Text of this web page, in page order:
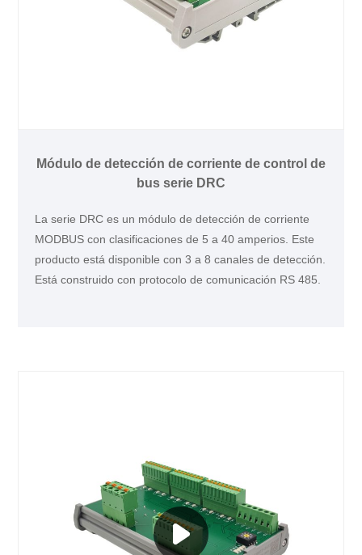
Módulo de detección de corriente de control de
bus serie DRC
La serie DRC es un módulo de detección de corriente
MODBUS con clasificaciones de 5 a 40 amperios. Este
producto está disponible con 3 a 8 canales de detección.
Está construido con protocolo de comunicación RS 485.